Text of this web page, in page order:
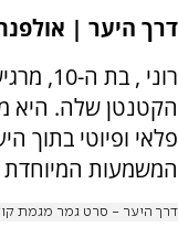
דרך היער |
רוני ,
הקטנטן שלה. היא
פלאי ופיוטי בתוך
המשמעות
דרך היער - סרט גמר מגמת